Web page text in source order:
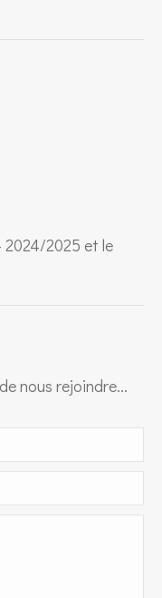
2024/2025 et le
nous rejoindre...